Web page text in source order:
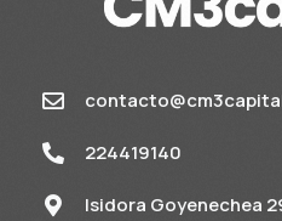
224419140
Isidora Goyenechea